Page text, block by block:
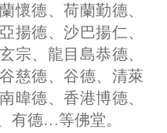
懷德、荷蘭勤德、
揚德、沙巴揚仁、
宗、龍目島恭德、
慈德、谷德、清萊
暐德、香港博德、
有德…等佛堂。